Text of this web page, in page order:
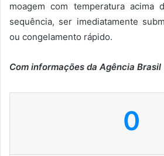
moagem com temperatura acima
sequência, ser imediatamente
ou congelamento rápido.
Com informações da Agência Brasil
0